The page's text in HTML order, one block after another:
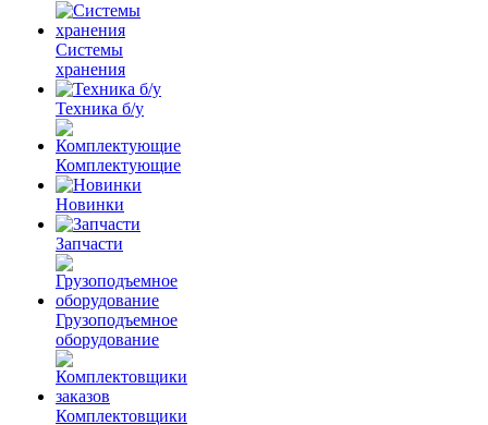
Системы
хранения
Техника б/у
Комплектующие
Новинки
Запчасти
Грузоподъемное
оборудование
Комплектовщики